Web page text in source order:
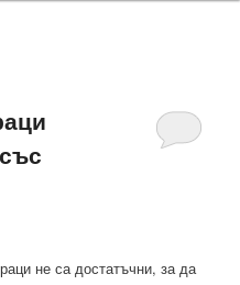
не са достатъчни, за да